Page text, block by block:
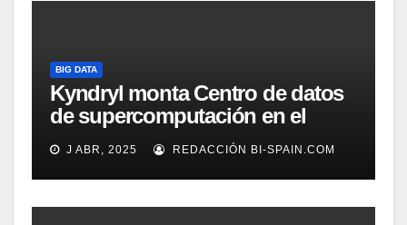
BIG DATA
Kyndryl monta Centro de datos
de supercomputación en el
instituto de investigación
biomédica de La Fe de Valencia
J ABR, 2025 REDACCIÓN BI-SPAIN.COM